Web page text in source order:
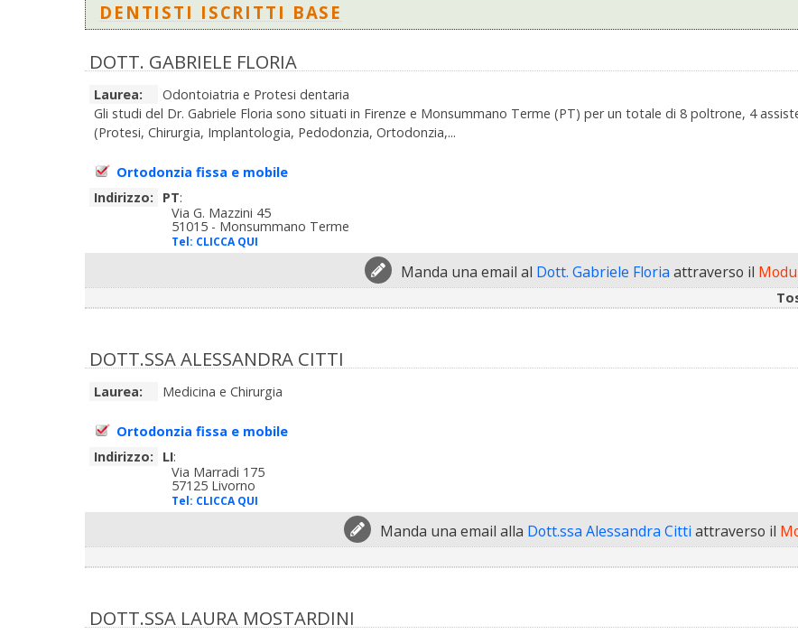
DENTISTI ISCRITTI BASE
DOTT. GABRIELE FLORIA
Laurea:
Odontoiatria e Protesi dentaria
Gli studi del Dr. Gabriele Floria sono situati in Firenze e Monsummano Terme (PT) per un totale di 8 poltrone, 4
(Protesi, Chirurgia, Implantologia, Pedodonzia, Ortodonzia,...
Ortodonzia fissa e mobile
Indirizzo:
PT:
Via G. Mazzini 45
51015 - Monsummano Terme
Tel: CLICCA QUI
Manda una email al Dott. Gabriele Floria attraverso il
DOTT.SSA ALESSANDRA CITTI
Laurea: Medicina e Chirurgia
Ortodonzia fissa e mobile
Indirizzo:
LI:
Via Marradi 175
57125 Livorno
Tel: CLICCA QUI
Manda una email alla Dott.ssa Alessandra Citti attraverso il
DOTT.SSA LAURA MOSTARDINI